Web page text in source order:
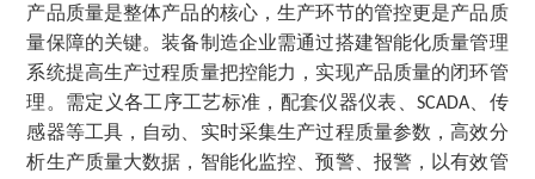
产品质量是整体产品的核心，生产环节的管控更是产品质
量保障的关键。装备制造企业需通过搭建智能化质量管理
系统提高生产过程质量把控能力，实现产品质量的闭环管
理。需定义各工序工艺标准，配套仪器仪表、 SCADA、传
感器等工具，自动、实时采集生产过程质量参数，高效分
析生产质量大数据，智能化监控、预警、报警，以有效管